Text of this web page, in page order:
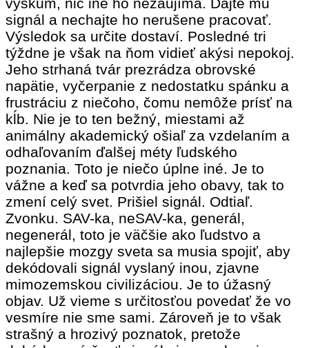
výskum, nič iné ho nezaujíma. Dajte mu
signál a nechajte ho nerušene pracovať.
Výsledok sa určite dostaví. Posledné tri
týždne je však na ňom vidieť akýsi nepokoj.
Jeho strhaná tvár prezrádza obrovské
napätie, vyčerpanie z nedostatku spánku a
frustráciu z niečoho, čomu nemôže prísť na
kĺb. Nie je to ten bežný, miestami až
animálny akademický ošiaľ za vzdelaním a
odhaľovaním ďalšej méty ľudského
poznania. Toto je niečo úplne iné. Je to
vážne a keď sa potvrdia jeho obavy, tak to
zmení celý svet. Prišiel signál. Odtiaľ.
Zvonku. SAV-ka, neSAV-ka, generál,
negenerál, toto je väčšie ako ľudstvo a
najlepšie mozgy sveta sa musia spojiť, aby
dekódovali signál vyslaný inou, zjavne
mimozemskou civilizáciou. Je to úžasný
objav. Už vieme s určitosťou povedať že vo
vesmíre nie sme sami. Zároveň je to však
strašný a hrozivý poznatok, pretože